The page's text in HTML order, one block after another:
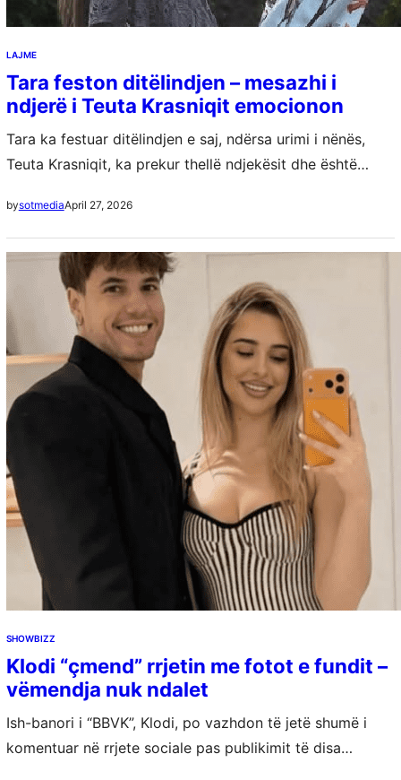
LAJME
Tara feston ditëlindjen – mesazhi i
ndjerë i Teuta Krasniqit emocionon
Tara ka festuar ditëlindjen e saj, ndërsa urimi i nënës,
Teuta Krasniqit, ka prekur thellë ndjekësit dhe është
plot dashuri dhe…
bysotmediaApril 27, 2026
SHOWBIZZ
Klodi “çmend” rrjetin me fotot e fundit –
vëmendja nuk ndalet
Ish-banori i “BBVK”, Klodi, po vazhdon të jetë shumë i
komentuar në rrjete sociale pas publikimit të disa